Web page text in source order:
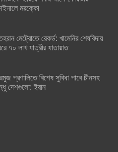
মরক্কো
মেট্রোতে রেকর্ড: খামেনির শেষবিদায়
৭০ লাখ যাত্রীর যাতায়াত
প্রণালিতে বিশেষ সুবিধা পাবে চীনসহ
দেশগুলো: ইরান